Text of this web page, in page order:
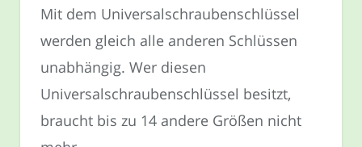
Mit dem Universalschraubenschlüssel
werden gleich alle anderen Schlüssen
unabhängig. Wer diesen
Universalschraubenschlüssel besitzt,
braucht bis zu 14 andere Größen nicht